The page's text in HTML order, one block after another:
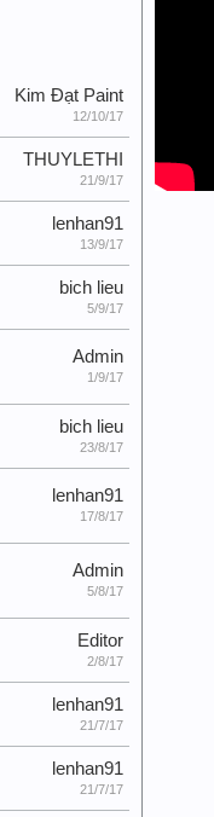
Kim Đạt Paint
12/10/17
THUYLETHI
21/9/17
lenhan91
13/9/17
bich lieu
5/9/17
Admin
1/9/17
bich lieu
23/8/17
lenhan91
17/8/17
Admin
5/8/17
Editor
2/8/17
lenhan91
21/7/17
lenhan91
21/7/17